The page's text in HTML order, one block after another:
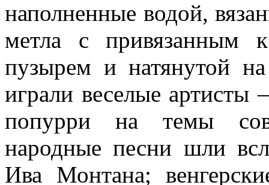
наполненные водой,
метла с привязанным
пузырем и натянутой
играли веселые артисты
попур­ри на темы
народные песни шли
Ива Монтана;